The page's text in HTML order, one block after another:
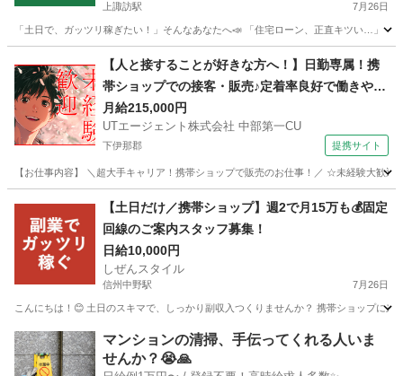
上諏訪駅 7月26日
「土日で、ガッツリ稼ぎたい！」そんなあなたへ📣 「住宅ローン、正直キツい…」
上諏訪駅 家電量販店 フルコミ
【人と接することが好きな方へ！】日勤専属！携
帯ショップでの接客・販売♪定着率良好で働きやす
い◎
月給215,000円
UTエージェント株式会社 中部第一CU
下伊那郡 提携サイト
【お仕事内容】 ＼超大手キャリア！携帯ショップで販売のお仕事！／ ☆未経験大
その他
【土日だけ／携帯ショップ】週2で月15万も💰固定
回線のご案内スタッフ募集！
日給10,000円
しぜんスタイル
信州中野駅 7月26日
こんにちは！😊 土日のスキマで、しっかり副収入つくりませんか？ 携帯ショップに
長野 中野市 信州中野駅 家電量販店 スタッフ
マンションの清掃、手伝ってくれる人いま
せんか？😭🙏